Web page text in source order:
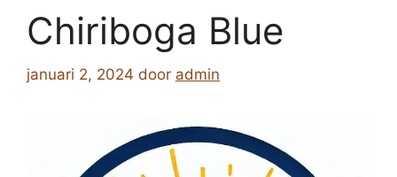
Chiriboga Blue
januari 2, 2024 door admin